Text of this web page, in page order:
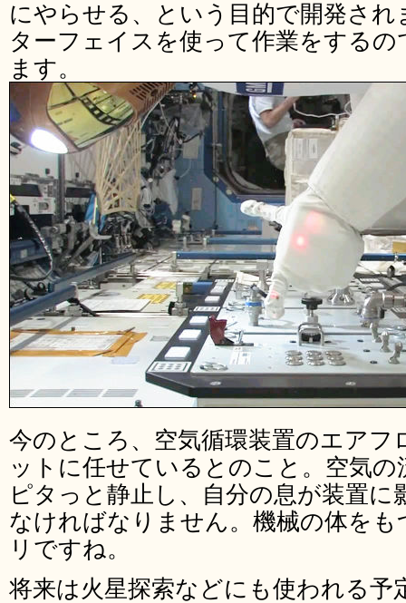
にやらせる、という目的で開発さ
ターフェイスを使って作業をする
ます。
今のところ、空気循環装置のエアフ
ットに任せているとのこと。空気
ピタっと静止し、自分の息が装置
なければなりません。機械の体をも
リですね。
将来は火星探索などにも使われる予